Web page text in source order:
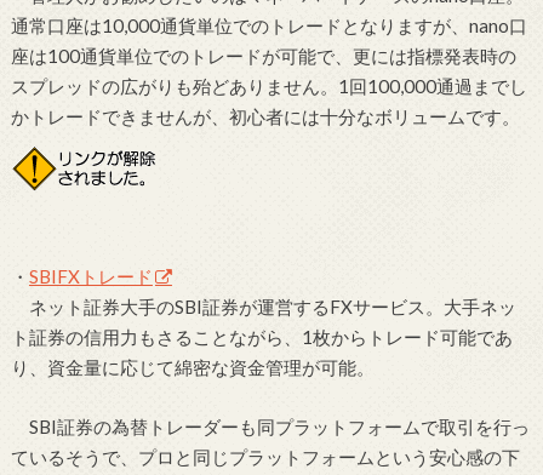
通常口座は10,000通貨単位でのトレードとなりますが、nano口
座は100通貨単位でのトレードが可能で、更には指標発表時の
スプレッドの広がりも殆どありません。1回100,000通過までし
かトレードできませんが、初心者には十分なボリュームです。
・ SBIFXトレード
ネット証券大手のSBI証券が運営するFXサービス。大手ネッ
ト証券の信用力もさることながら、1枚からトレード可能であ
り、資金量に応じて綿密な資金管理が可能。
SBI証券の為替トレーダーも同プラットフォームで取引を行っ
ているそうで、プロと同じプラットフォームという安心感の下